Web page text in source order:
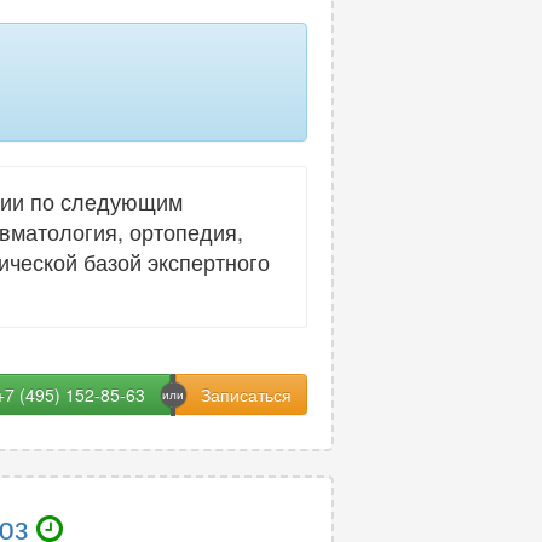
32
35
по следующим
ортопедия,
базой экспертного
(495) 152-85-63